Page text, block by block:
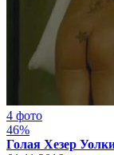
4 фото
46%
Голая Хезер